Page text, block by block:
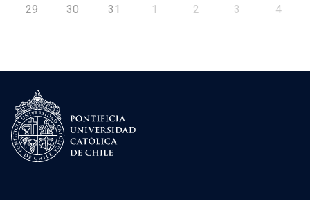
29 30 31 1 2 3 4